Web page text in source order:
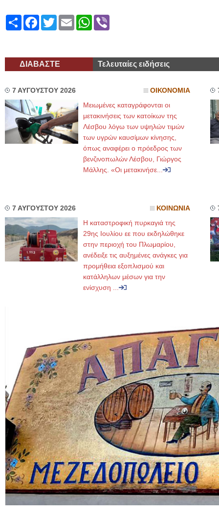
ShareFacebook
TwitterEmailWhatsApp
ΔΙΑΒΑΣΤΕ Τελευταίες ειδήσεις
7 ΑΥΓΟΥΣΤΟΥ 2026 ΟΙΚΟΝΟΜΙΑ
Μειωμένες καταγράφονται οι
μετακινήσεις των κατοίκων της
Λέσβου λόγω των υψηλών τιμών
των υγρών καυσίμων κίνησης,
όπως αναφέρει ο πρόεδρος των
βενζινοπωλών Λέσβου, Γιώργος
Μάλλης. «Οι μετακινήσε...
7 ΑΥΓΟΥΣΤΟΥ 2026 ΚΟΙΝΩΝΙΑ
Η καταστροφική πυρκαγιά της
29ης Ιουλίου εε που εκδηλώθηκε
στην περιοχή του Πλωμαρίου,
ανέδειξε τις αυξημένες ανάγκες για
προμήθεια εξοπλισμού και
κατάλληλων μέσων για την
ενίσχυση ...